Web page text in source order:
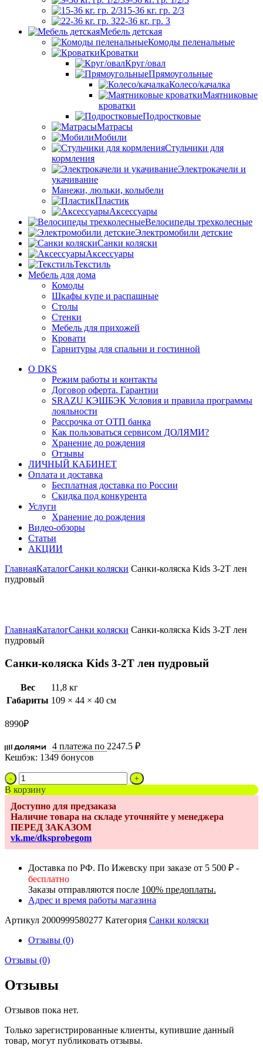
15-36 кг. гр. 2/3
22-36 кг. гр. 3
Мебель детская
Комоды пеленальные
Кроватки
Круг/овал
Прямоугольные
Колесо/качалка
Маятниковые
кроватки
Подростковые
Матрасы
Мобили
Стульчики для
кормления
Электрокачели и
укачивание
Манежи, люльки, колыбели
Пластик
Аксессуары
Велосипеды трехколесные
Электромобили детские
Санки коляски
Аксессуары
Текстиль
Мебель для дома
Комоды
Шкафы купе и распашные
Столы
Стенки
Мебель для прихожей
Кровати
Гарнитуры для спальни и гостинной
О DKS
Режим работы и контакты
Договор оферта. Гарантии
SRAZU КЭШБЭК Условия и правила программы
лояльности
Рассрочка от ОТП банка
Как пользоваться сервисом ДОЛЯМИ?
Хранение до рождения
Отзывы
ЛИЧНЫЙ КАБИНЕТ
Оплата и доставка
Бесплатная доставка по России
Скидка под конкурента
Услуги
Хранение до рождения
Видео-обзоры
Статьи
АКЦИИ
ГлавнаяКаталогСанки коляски Санки-коляска Kids 3-2Т лен
пудровый
ГлавнаяКаталогСанки коляски Санки-коляска Kids 3-2Т лен
пудровый
Санки-коляска Kids 3-2Т лен пудровый
Вес
11,8 кг
Габариты 109 × 44 × 40 см
8990₽
4 платежа по 2247.5 ₽
Кешбэк: 1349 бонусов
Количество
товара
Санки-
коляска
Kids
3-
2Т
лен
В корзину
Доступно для предзаказа
Наличие товара на складе уточняйте у менеджера
ПЕРЕД ЗАКАЗОМ
vk.me/dksprobegom
Доставка по РФ. По Ижевску при заказе от 5 500 ₽ -
бесплатно
Заказы отправляются после 100% предоплаты.
Адрес и время работы магазина
Артикул 2000999580277 Категория Санки коляски
Отзывы (0)
Отзывы (0)
Отзывы
Отзывов пока нет.
Только зарегистрированные клиенты, купившие данный
товар, могут публиковать отзывы.